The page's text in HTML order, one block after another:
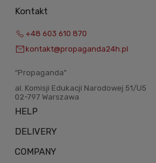
Kontakt
+48 603 610 870
kontakt@propaganda24h.pl
“Propaganda"
al. Komisji Edukacji Narodowej 51/U5
02-797 Warszawa
HELP
DELIVERY
COMPANY